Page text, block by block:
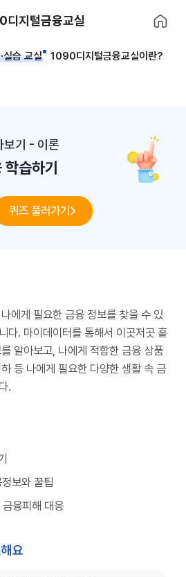
디지털금융교실 홈으로 이
실습 교실 1090디지털금융교실이란?
보기 - 이론
습하기
퀴즈 풀러가기
에게 필요한 금융 정보를 찾을 수 있
다. 마이데이터를 통해서 이곳저곳 흩
알아보고, 나에게 적합한 금융 상품
등 나에게 필요한 다양한 생활 속 금
.
보와 꿀팁
융피해 대응
요